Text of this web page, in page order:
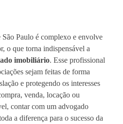
Paulo é complexo e envolve
o que torna indispensável a
imobiliário. Esse profissional
sejam feitas de forma
e protegendo os interesses
venda, locação ou
contar com um advogado
a diferença para o sucesso da